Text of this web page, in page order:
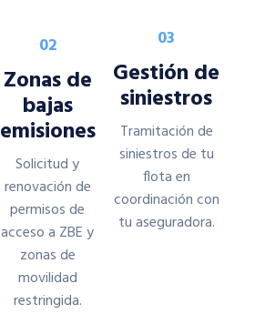
02
Zonas de
bajas
emisiones
Solicitud y
renovación de
permisos de
acceso a ZBE y
zonas de
movilidad
restringida.
03
Gestión de
siniestros
Tramitación de
siniestros de tu
flota en
coordinación con
tu aseguradora.